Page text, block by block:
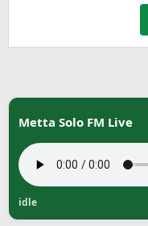
Metta Solo FM Live
idle